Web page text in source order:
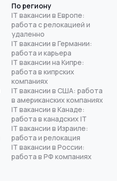
По региону
IT вакансии в Европе:
работа с релокацией и
удаленно
IT вакансии в Германии:
работа и карьера
IT вакансии на Кипре:
работа в кипрских
компаниях
IT вакансии в США: работа
в американских компаниях
IT вакансии в Канаде:
работа в канадских IT
IT вакансии в Израиле:
работа и релокация
IT вакансии в России:
работа в РФ компаниях